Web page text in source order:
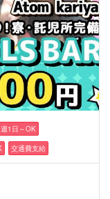
週1日～OK
交通費支給